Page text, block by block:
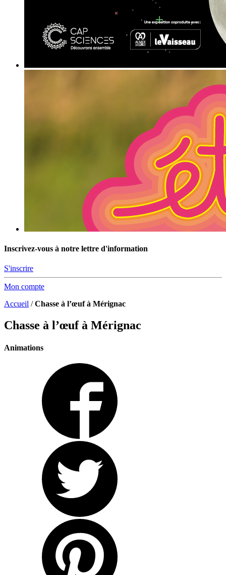
Inscrivez-vous à notre lettre d'information
S'inscrire
Mon compte
Accueil /Chasse à l’œuf à Mérignac
Chasse à l’œuf à Mérignac
Animations